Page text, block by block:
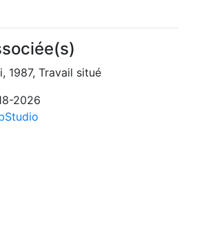
1987, Travail situé
2026